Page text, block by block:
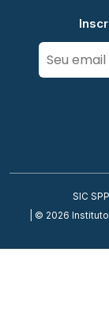
SIC SP
| © 2026